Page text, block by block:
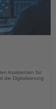
Assistenten für
die Digitalisierung